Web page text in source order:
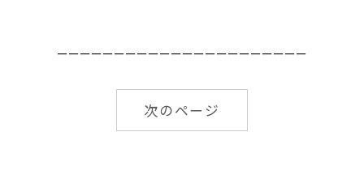
ーーーーーーーーーーーーーーーーーーーーーー
次のページ